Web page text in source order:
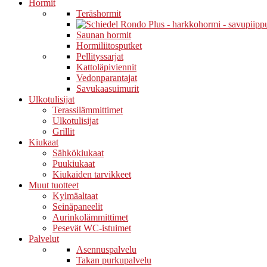
Hormit
Teräshormit
Saunan hormit
Hormiliitosputket
Pellityssarjat
Kattoläpiviennit
Vedonparantajat
Savukaasuimurit
Ulkotulisijat
Terassilämmittimet
Ulkotulisijat
Grillit
Kiukaat
Sähkökiukaat
Puukiukaat
Kiukaiden tarvikkeet
Muut tuotteet
Kylmäaltaat
Seinäpaneelit
Aurinkolämmittimet
Pesevät WC-istuimet
Palvelut
Asennuspalvelu
Takan purkupalvelu